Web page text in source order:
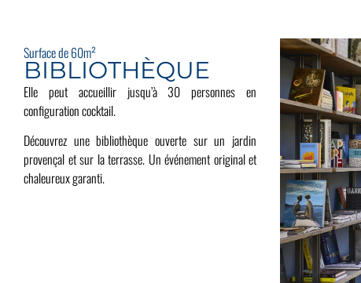
Surface de 60m²
BIBLIOTHÈQUE
Elle peut accueillir jusqu’à 30 personnes en
configuration cocktail.
Découvrez une bibliothèque ouverte sur un jardin
provençal et sur la terrasse. Un événement original et
chaleureux garanti.